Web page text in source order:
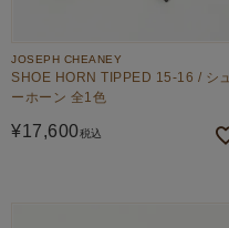
JOSEPH CHEANEY
SHOE HORN TIPPED 15-16 / シュ
ーホーン 全1色
¥17,600税込